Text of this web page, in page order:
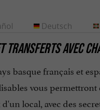
TRANSFERTS AVEC
basque français et
vous
local, avec des
Deutsch